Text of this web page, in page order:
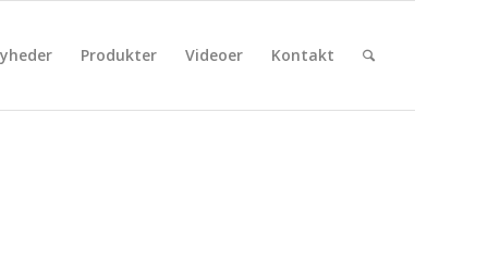
Produkter Videoer Kontakt